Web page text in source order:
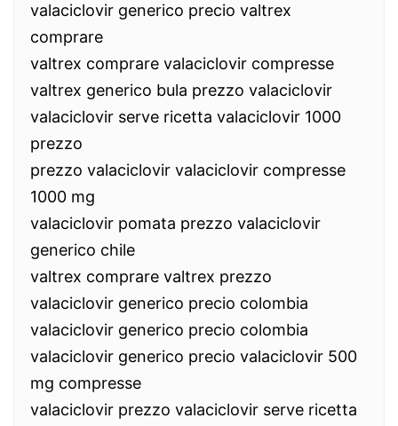
valaciclovir generico precio valtrex
comprare
valtrex comprare valaciclovir compresse
valtrex generico bula prezzo valaciclovir
valaciclovir serve ricetta valaciclovir 1000
prezzo
prezzo valaciclovir valaciclovir compresse
1000 mg
valaciclovir pomata prezzo valaciclovir
generico chile
valtrex comprare valtrex prezzo
valaciclovir generico precio colombia
valaciclovir generico precio colombia
valaciclovir generico precio valaciclovir 500
mg compresse
valaciclovir prezzo valaciclovir serve ricetta